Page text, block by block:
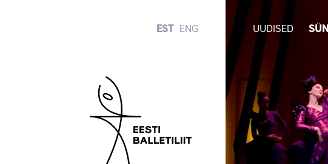
EST ENG UUDISED